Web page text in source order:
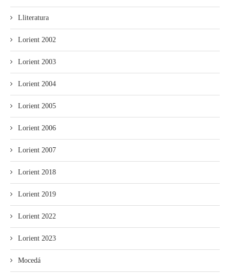
Lliteratura
Lorient 2002
Lorient 2003
Lorient 2004
Lorient 2005
Lorient 2006
Lorient 2007
Lorient 2018
Lorient 2019
Lorient 2022
Lorient 2023
Mocedá